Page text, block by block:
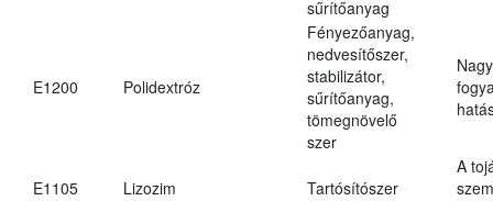
sűrítőanyag
E1200 Polidextróz
Fényezőanyag,
nedvesítőszer,
stabilizátor,
sűrítőanyag,
tömegnövelő
szer
E1105 Lizozim Tartósítószer
A